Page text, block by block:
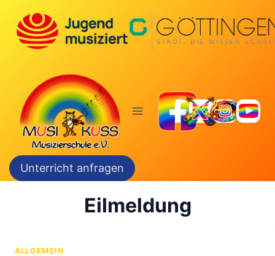
Inhalt
springen
Unterricht anfragen
Eilmeldung
ALLGEMEIN